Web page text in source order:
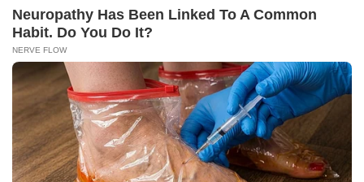
que le réfrigérateur soit rempli jeudi.
» Je lui ai répondu par un seul mot : «
Non ».
Elle m’a envoyé un emoji qui riait. « Nous
viendrons
0 400